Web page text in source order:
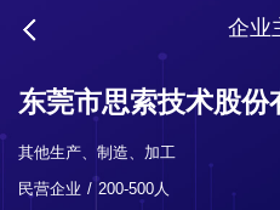
企业
东莞市思索技术股份
其他生产、制造、加工
民营企业
200-500人